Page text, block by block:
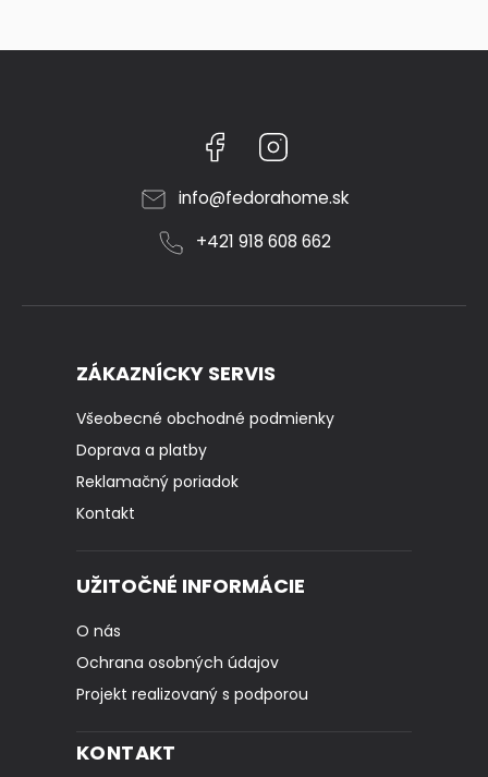
Facebook
info@fedorahome.sk
+421 918 608 662
ZÁKAZNÍCKY SERVIS
Všeobecné obchodné podmienky
Doprava a platby
Reklamačný poriadok
Kontakt
UŽITOČNÉ INFORMÁCIE
O nás
Ochrana osobných údajov
Projekt realizovaný s podporou
KONTAKT